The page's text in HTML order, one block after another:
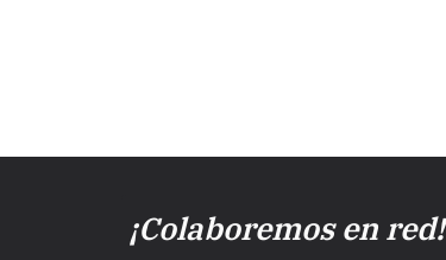
¡Colaboremos en red!